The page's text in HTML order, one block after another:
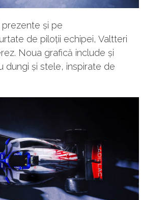
și pe
de piloții echipei, Valtteri
Noua grafică include și
dungi și stele, inspirate de